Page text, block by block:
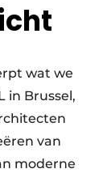
wat we
in Brussel,
van
moderne